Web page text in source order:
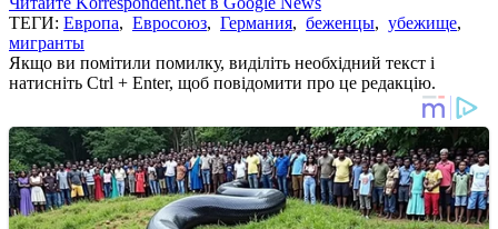
ТЕГИ: Европа, Евросоюз, Германия, беженцы, убежище,
мигранты
Якщо ви помітили помилку, виділіть необхідний текст і
натисніть Ctrl + Enter, щоб повідомити про це редакцію.